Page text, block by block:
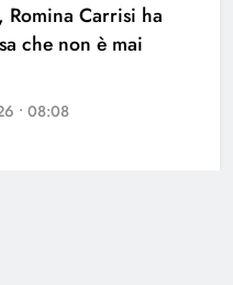
Romina Carrisi ha
che non è mai
• 08:08